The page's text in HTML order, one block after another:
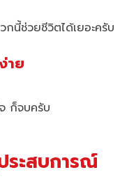
กนี้ช่วยชีวิตได้เยอะครับ
าย
ก็จบครับ
ะสบการณ์